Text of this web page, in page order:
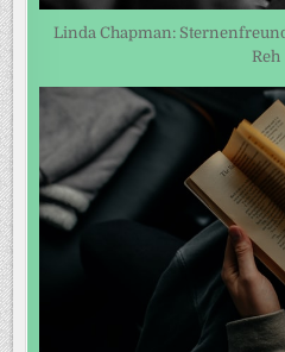
Linda Chapman:
Reh